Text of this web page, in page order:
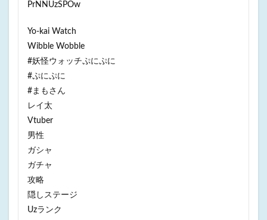
PrNNUzSPOw
Yo-kai Watch
Wibble Wobble
#妖怪ウォッチぷにぷに
#ぷにぷに
#まもさん
レイ太
Vtuber
男性
ガシャ
ガチャ
攻略
隠しステージ
Uzランク